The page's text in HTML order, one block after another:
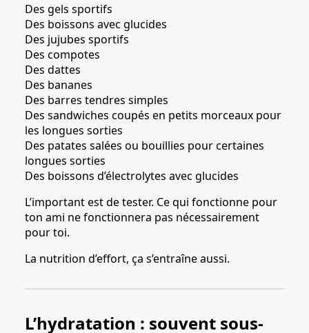
Des gels sportifs
Des boissons avec glucides
Des jujubes sportifs
Des compotes
Des dattes
Des bananes
Des barres tendres simples
Des sandwiches coupés en petits morceaux pour
les longues sorties
Des patates salées ou bouillies pour certaines
longues sorties
Des boissons d’électrolytes avec glucides
L’important est de tester. Ce qui fonctionne pour
ton ami ne fonctionnera pas nécessairement
pour toi.
La nutrition d’effort, ça s’entraîne aussi.
L’hydratation : souvent sous-